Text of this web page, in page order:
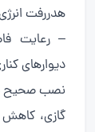
هدررفت
– رعایت
دیوارهای
نصب صحیح
گازی، کاهش